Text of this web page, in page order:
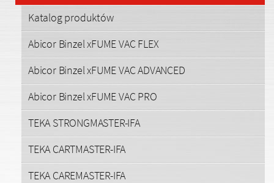
Katalog produktów
Abicor Binzel xFUME VAC FLEX
Abicor Binzel xFUME VAC ADVANCED
Abicor Binzel xFUME VAC PRO
TEKA STRONGMASTER-IFA
TEKA CARTMASTER-IFA
TEKA CAREMASTER-IFA